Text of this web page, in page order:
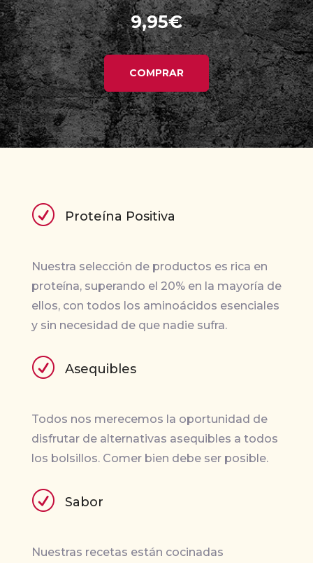
9,95€
COMPRAR
R Proteína Positiva
Nuestra selección de productos es rica en
proteína, superando el 20% en la mayoría de
ellos, con todos los aminoácidos esenciales
y sin necesidad de que nadie sufra.
R Asequibles
Todos nos merecemos la oportunidad de
disfrutar de alternativas asequibles a todos
los bolsillos. Comer bien debe ser posible.
R Sabor
Nuestras recetas están cocinadas